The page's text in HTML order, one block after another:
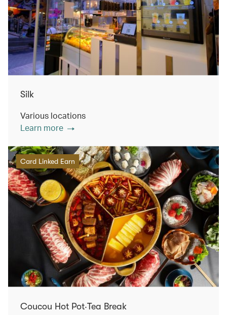
Silk
Various locations
Learn more
Card Linked Earn
Coucou Hot Pot‧Tea Break